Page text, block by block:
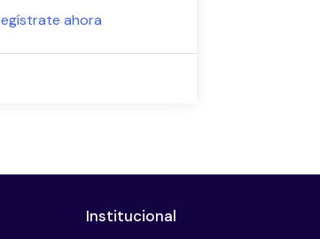
ahora
Institucional